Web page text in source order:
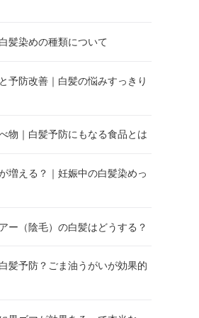
髪染めの種類について
予防改善｜白髪の悩みすっきり
物｜白髪予防にもなる食品とは
増える？｜妊娠中の白髪染めっ
ー（陰毛）の白髪はどうする？
髪予防？ごま油うがいが効果的